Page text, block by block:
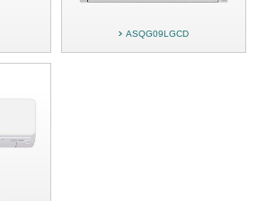
ASQG09LGCD